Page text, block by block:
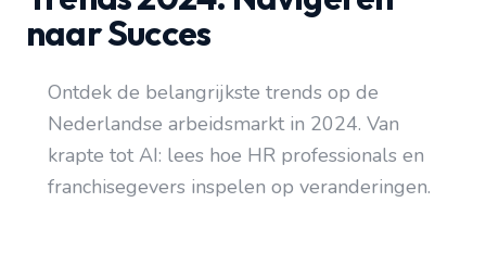
naar Succes
Ontdek de belangrijkste trends op de
Nederlandse arbeidsmarkt in 2024. Van
krapte tot AI: lees hoe HR professionals en
franchisegevers inspelen op veranderingen.